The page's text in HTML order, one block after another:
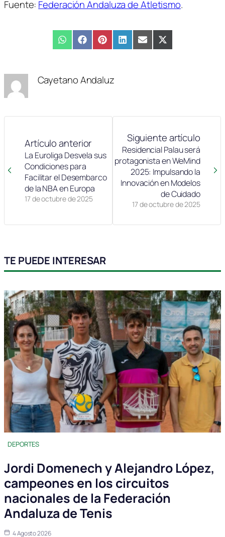
Fuente: Federación Andaluza de Atletismo.
Compartir
en
WhatsAppCompartir
en
FacebookCompartir
en
PinterestCompartir
en
LinkedInCompartir
en
EmailCompartir
en
X
(Twitter)
Cayetano Andaluz
Artículo anterior
17 de octubre de 2025
La Euroliga Desvela sus
Condiciones para
Facilitar el Desembarco
de la NBA en Europa
Siguiente artículo
17 de octubre de 2025
Residencial Palau será
protagonista en WeMind
2025: Impulsando la
Innovación en Modelos
de Cuidado
TE PUEDE INTERESAR
DEPORTES
Jordi Domenech y Alejandro López,
campeones en los circuitos
nacionales de la Federación
Andaluza de Tenis
4 Agosto 2026